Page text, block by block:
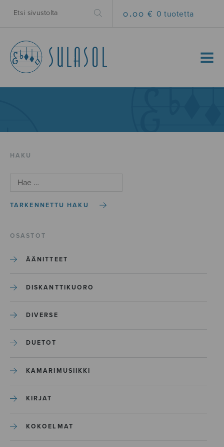
0.00 € 0 tuotetta
MENU
HAKU
TARKENNETTU HAKU
OSASTOT
ÄÄNITTEET
DISKANTTIKUORO
DIVERSE
DUETOT
KAMARIMUSIIKKI
KIRJAT
KOKOELMAT